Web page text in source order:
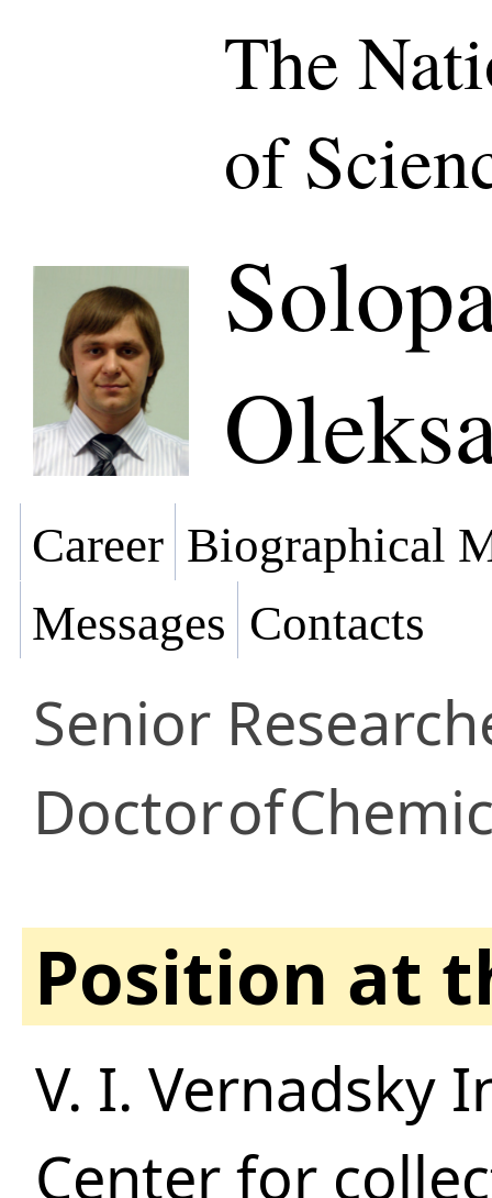
The
of
Career Biographical
Messages Contacts
Senior
Doctorof
Position at
V. I. Vernadsky
Center for